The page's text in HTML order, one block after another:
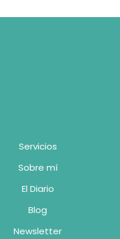
Servicios
Sobre mí
El Diario
Blog
Newsletter